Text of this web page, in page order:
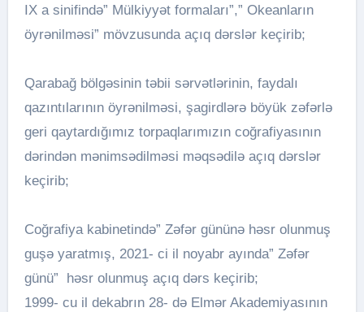
IX a sinifində” Mülkiyyət formaları”,” Okeanların
öyrənilməsi” mövzusunda açıq dərslər keçirib;
Qarabağ bölgəsinin təbii sərvətlərinin, faydalı
qazıntılarının öyrənilməsi, şagirdlərə böyük zəfərlə
geri qaytardığımız torpaqlarımızın coğrafiyasının
dərindən mənimsədilməsi məqsədilə açıq dərslər
keçirib;
Coğrafiya kabinetində” Zəfər gününə həsr olunmuş
guşə yaratmış, 2021- ci il noyabr ayında” Zəfər
günü” həsr olunmuş açıq dərs keçirib;
1999- cu il dekabrın 28- də Elmǝr Akademiyasının